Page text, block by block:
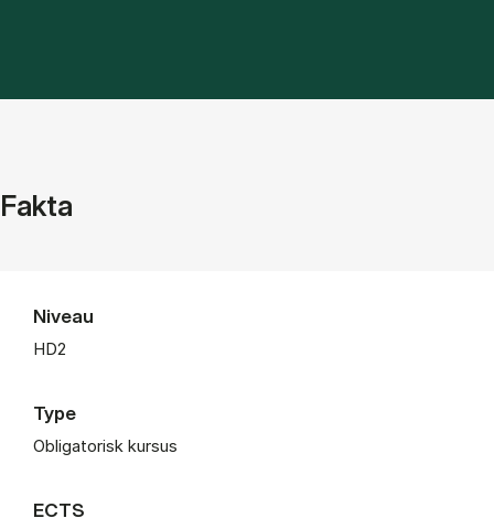
Fakta
Niveau
HD2
Type
Obligatorisk kursus
ECTS